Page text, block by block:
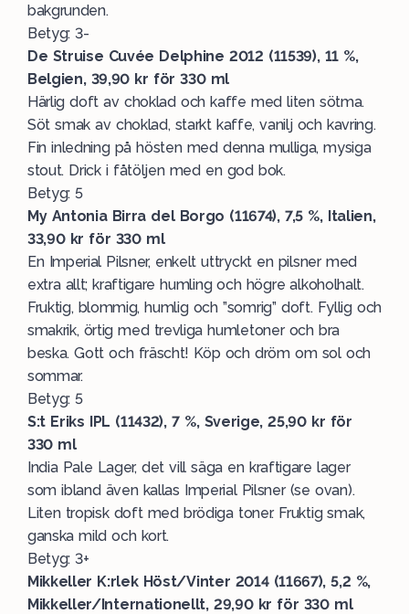
bakgrunden.
Betyg: 3-
De Struise Cuvée Delphine 2012 (11539), 11 %,
Belgien, 39,90 kr för 330 ml
Härlig doft av choklad och kaffe med liten sötma.
Söt smak av choklad, starkt kaffe, vanilj och kavring.
Fin inledning på hösten med denna mulliga, mysiga
stout. Drick i fåtöljen med en god bok.
Betyg: 5
My Antonia Birra del Borgo (11674), 7,5 %, Italien,
33,90 kr för 330 ml
En Imperial Pilsner, enkelt uttryckt en pilsner med
extra allt; kraftigare humling och högre alkoholhalt.
Fruktig, blommig, humlig och ”somrig” doft. Fyllig och
smakrik, örtig med trevliga humletoner och bra
beska. Gott och fräscht! Köp och dröm om sol och
sommar.
Betyg: 5
S:t Eriks IPL (11432), 7 %, Sverige, 25,90 kr för
330 ml
India Pale Lager, det vill säga en kraftigare lager
som ibland även kallas Imperial Pilsner (se ovan).
Liten tropisk doft med brödiga toner. Fruktig smak,
ganska mild och kort.
Betyg: 3+
Mikkeller K:rlek Höst/Vinter 2014 (11667), 5,2 %,
Mikkeller/Internationellt, 29,90 kr för 330 ml